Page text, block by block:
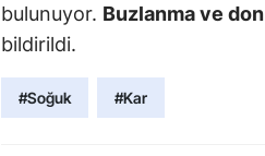
bulunuyor. Buzlanma ve don
bildirildi.
#Soğuk #Kar